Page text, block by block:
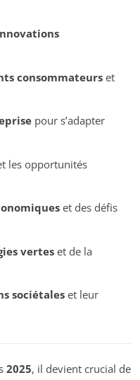
consommateurset
pour s’adapter
les opportunités
et des défis
verteset de la
sociétaleset leur
2025, il devient crucial de